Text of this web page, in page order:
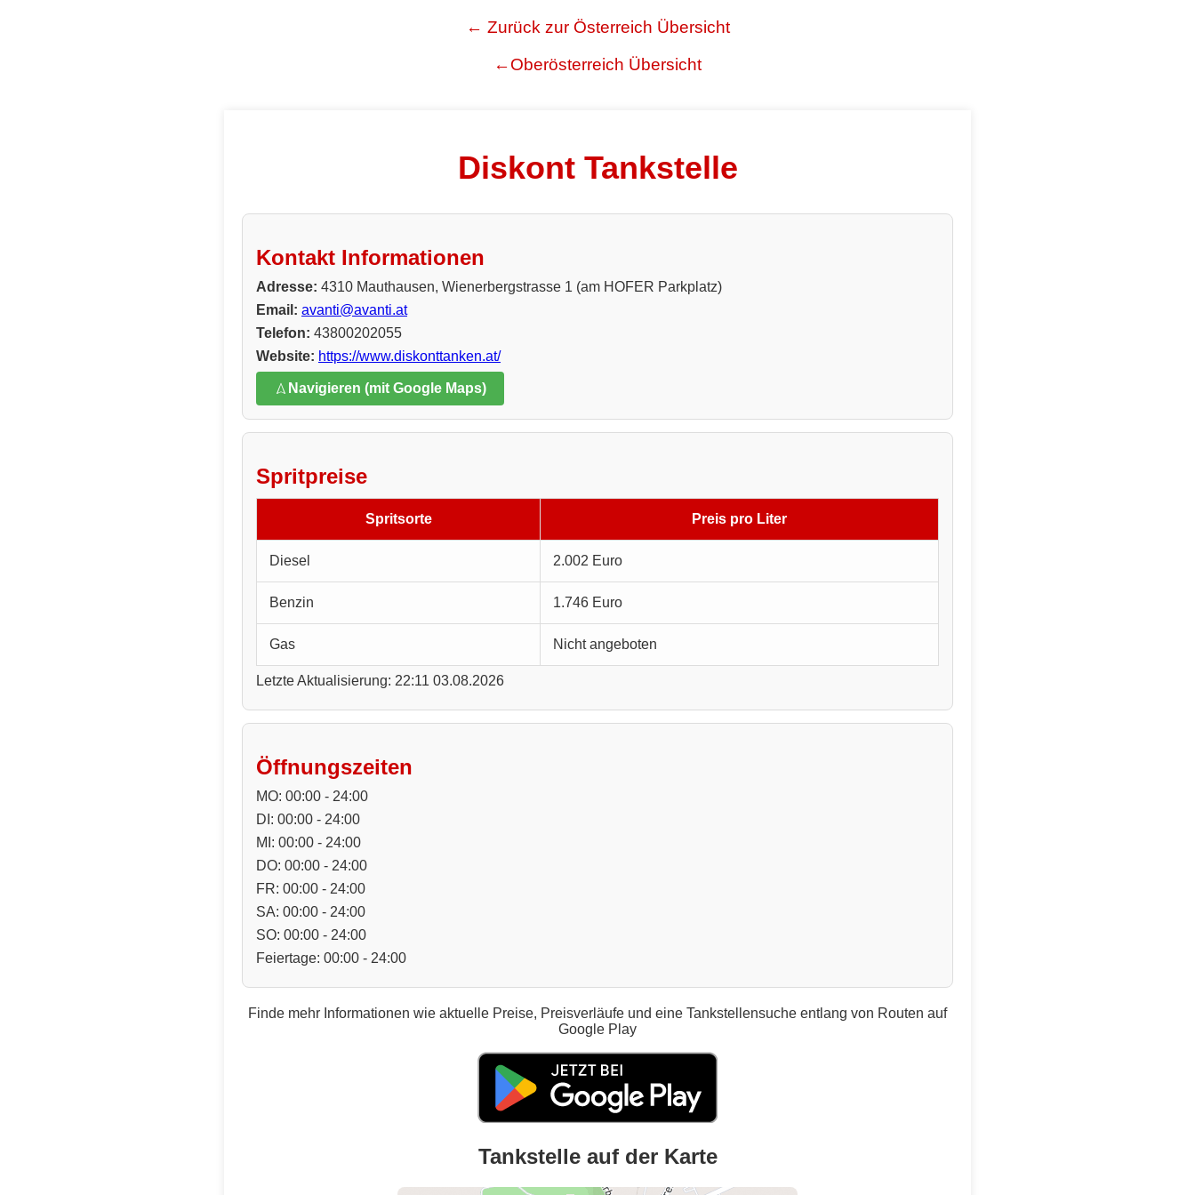
← Zurück zur Österreich Übersicht
←Oberösterreich Übersicht
Diskont Tankstelle
Kontakt Informationen
Adresse: 4310 Mauthausen, Wienerbergstrasse 1 (am HOFER Parkplatz)
Email: avanti@avanti.at
Telefon: 43800202055
Website: https://www.diskonttanken.at/
Navigieren (mit Google Maps)
Spritpreise
Spritsorte Preis pro Liter
Diesel 2.002 Euro
Benzin 1.746 Euro
Gas Nicht angeboten
Letzte Aktualisierung: 22:11 03.08.2026
Öffnungszeiten
MO: 00:00 - 24:00
DI: 00:00 - 24:00
MI: 00:00 - 24:00
DO: 00:00 - 24:00
FR: 00:00 - 24:00
SA: 00:00 - 24:00
SO: 00:00 - 24:00
Feiertage: 00:00 - 24:00
Finde mehr Informationen wie aktuelle Preise, Preisverläufe und eine Tankstellensuche entlang von Routen auf
Google Play
Tankstelle auf der Karte